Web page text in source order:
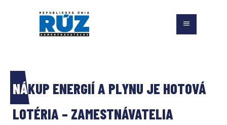
NÁKUP ENERGIÍ A PLYNU JE HOTOVÁ
LOTÉRIA – ZAMESTNÁVATELIA